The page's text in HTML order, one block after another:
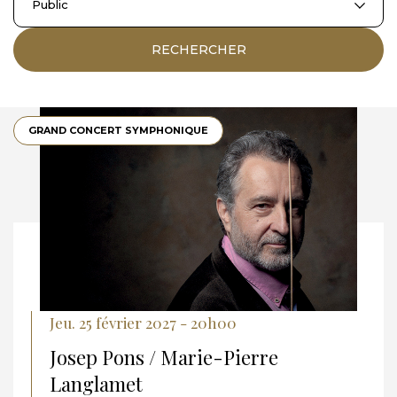
Public
RECHERCHER
Josep Pons / Marie-Pierre
Langlamet
Jeu. 25 février 2027 - 20h00
GRAND CONCERT SYMPHONIQUE